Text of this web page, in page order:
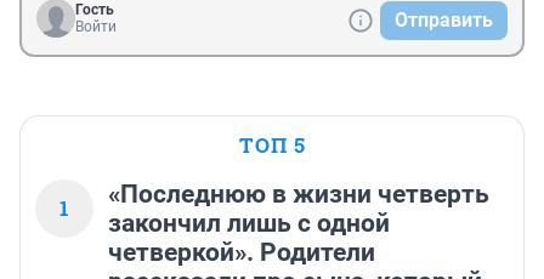
Гость
Войти
Отправить
ТОП 5
1
«Последнюю в жизни четверть
закончил лишь с одной
четверкой». Родители